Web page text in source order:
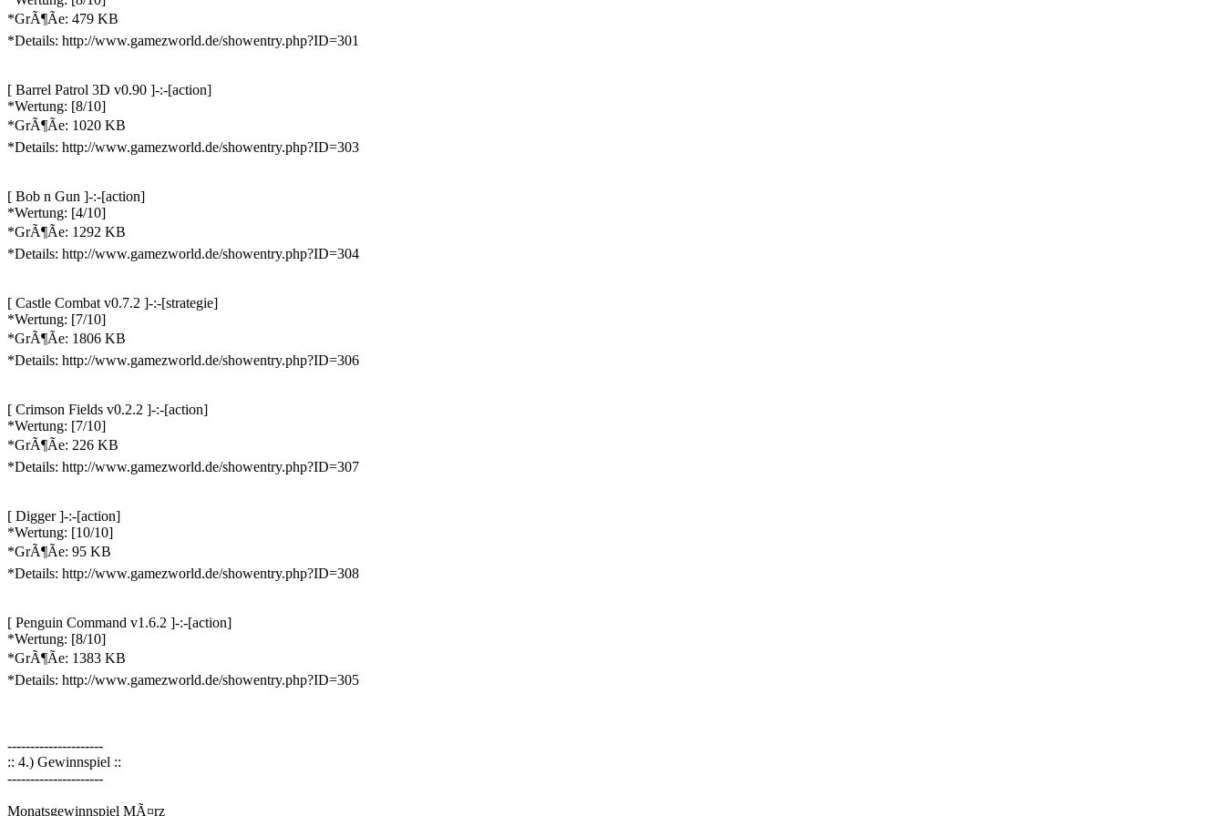
*GrÃ¶Ãe: 479 KB
*Details: http://www.gamezworld.de/showentry.php?ID=301
[ Barrel Patrol 3D v0.90 ]-:-[action]
*Wertung: [8/10]
*GrÃ¶Ãe: 1020 KB
*Details: http://www.gamezworld.de/showentry.php?ID=303
[ Bob n Gun ]-:-[action]
*Wertung: [4/10]
*GrÃ¶Ãe: 1292 KB
*Details: http://www.gamezworld.de/showentry.php?ID=304
[ Castle Combat v0.7.2 ]-:-[strategie]
*Wertung: [7/10]
*GrÃ¶Ãe: 1806 KB
*Details: http://www.gamezworld.de/showentry.php?ID=306
[ Crimson Fields v0.2.2 ]-:-[action]
*Wertung: [7/10]
*GrÃ¶Ãe: 226 KB
*Details: http://www.gamezworld.de/showentry.php?ID=307
[ Digger ]-:-[action]
*Wertung: [10/10]
*GrÃ¶Ãe: 95 KB
*Details: http://www.gamezworld.de/showentry.php?ID=308
[ Penguin Command v1.6.2 ]-:-[action]
*Wertung: [8/10]
*GrÃ¶Ãe: 1383 KB
*Details: http://www.gamezworld.de/showentry.php?ID=305
---------------------
:: 4.) Gewinnspiel ::
---------------------
Monatsgewinnspiel MÃ¤rz